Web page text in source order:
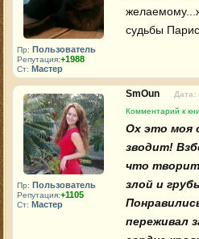
Пр: Пользователь
Репутация:+1988
Ст: Мастер
судьбы
Пр: Пользователь
Репутация:+1105
Ст: Мастер
SmOun
Дата:
Комментарий к
Ох это моя
зводит!
что
злой и
переживал